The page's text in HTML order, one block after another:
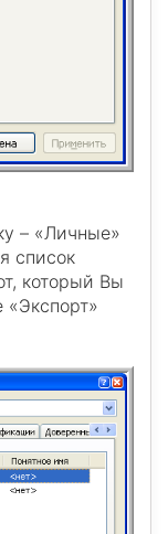
– «Личные»
список
который Вы
«Экспорт»